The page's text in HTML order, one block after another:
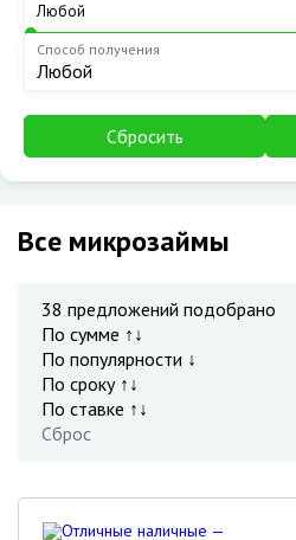
Способ получения
Любой
Сбросить
Все микрозаймы
38 предложений подобрано
По сумме ↑↓
По популярности ↓
По сроку ↑↓
По ставке ↑↓
Сброс